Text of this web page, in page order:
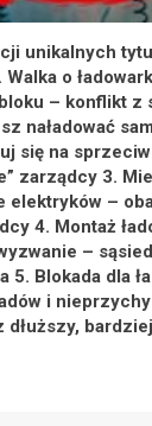
unikalnych
o
– konflikt z
naładować
się na
zarządcy 3.
elektryków –
4. Montaż
–
5. Blokada dla
i